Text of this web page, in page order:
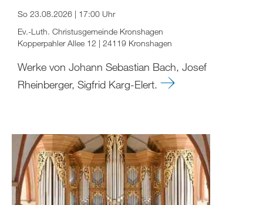
So 23.08.2026 | 17:00 Uhr
Ev.-Luth. Christusgemeinde Kronshagen
Kopperpahler Allee 12 | 24119 Kronshagen
Werke von Johann Sebastian Bach, Josef
Rheinberger, Sigfrid Karg-Elert.